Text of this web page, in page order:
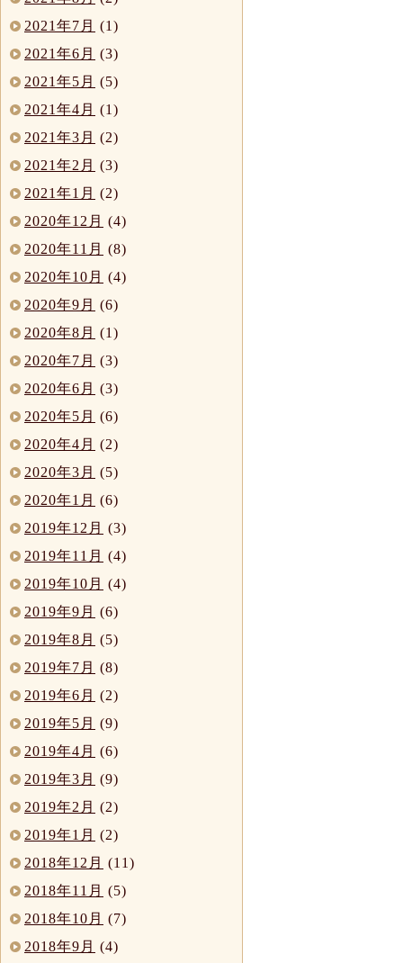
2021年7月 (1)
2021年6月 (3)
2021年5月 (5)
2021年4月 (1)
2021年3月 (2)
2021年2月 (3)
2021年1月 (2)
2020年12月 (4)
2020年11月 (8)
2020年10月 (4)
2020年9月 (6)
2020年8月 (1)
2020年7月 (3)
2020年6月 (3)
2020年5月 (6)
2020年4月 (2)
2020年3月 (5)
2020年1月 (6)
2019年12月 (3)
2019年11月 (4)
2019年10月 (4)
2019年9月 (6)
2019年8月 (5)
2019年7月 (8)
2019年6月 (2)
2019年5月 (9)
2019年4月 (6)
2019年3月 (9)
2019年2月 (2)
2019年1月 (2)
2018年12月 (11)
2018年11月 (5)
2018年10月 (7)
2018年9月 (4)